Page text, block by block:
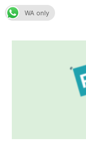
Skip
to
WA only